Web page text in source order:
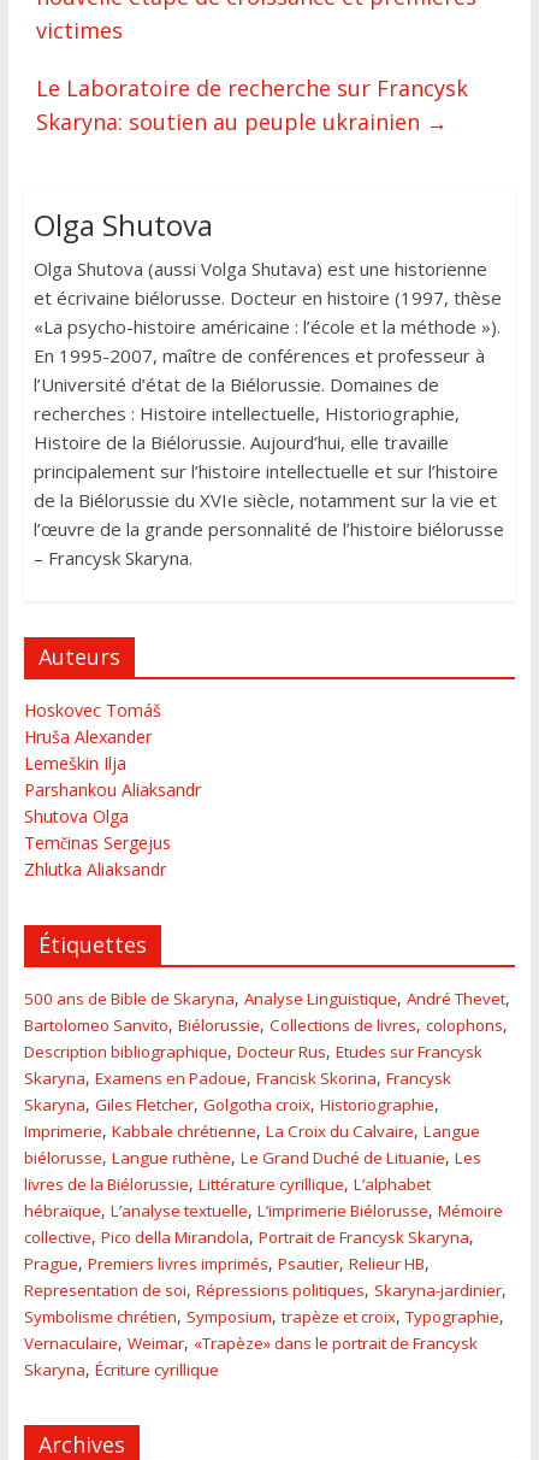
victimes
Le Laboratoire de recherche sur Francysk
Skaryna: soutien au peuple ukrainien →
Olga Shutova
Olga Shutova (aussi Volga Shutava) est une historienne
et écrivaine biélorusse. Docteur en histoire (1997, thèse
«La psycho-histoire américaine : l’école et la méthode »).
En 1995-2007, maître de conférences et professeur à
l’Université d’état de la Biélorussie. Domaines de
recherches : Histoire intellectuelle, Historiographie,
Histoire de la Biélorussie. Aujourd’hui, elle travaille
principalement sur l’histoire intellectuelle et sur l’histoire
de la Biélorussie du XVIe siècle, notamment sur la vie et
l’œuvre de la grande personnalité de l’histoire biélorusse
– Francysk Skaryna.
Auteurs
Hoskovec Tomáš
Hruša Alexander
Lemeškin Ilja
Parshankou Aliaksandr
Shutova Olga
Temčinas Sergejus
Zhlutka Aliaksandr
Étiquettes
500 ans de Bible de Skaryna, Analyse Linguistique, André Thevet,
Bartolomeo Sanvito, Biélorussie, Collections de livres, colophons,
Description bibliographique, Docteur Rus, Etudes sur Francysk
Skaryna, Examens en Padoue, Francisk Skorina, Francysk
Skaryna, Giles Fletcher, Golgotha croix, Historiographie,
Imprimerie, Kabbale chrétienne, La Croix du Calvaire, Langue
biélorusse, Langue ruthène, Le Grand Duché de Lituanie, Les
livres de la Biélorussie, Littérature cyrillique, L’alphabet
hébraïque, L’analyse textuelle, L’imprimerie Biélorusse, Mémoire
collective, Pico della Mirandola, Portrait de Francysk Skaryna,
Prague, Premiers livres imprimés, Psautier, Relieur HB,
Representation de soi, Répressions politiques, Skaryna-jardinier,
Symbolisme chrétien, Symposium,trapèze et croix,Typographie,
Vernaculaire, Weimar, «Trapèze» dans le portrait de Francysk
Skaryna, Écriture cyrillique
Archives